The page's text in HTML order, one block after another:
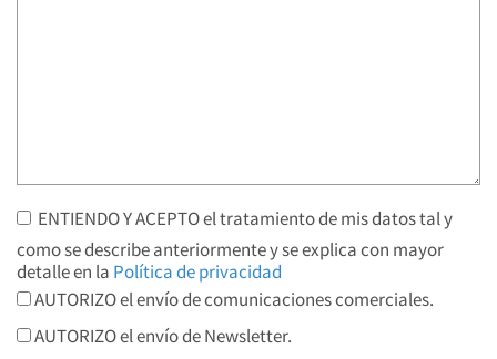
ENTIENDO Y ACEPTO el tratamiento de mis datos tal y
como se describe anteriormente y se explica con mayor
detalle en la Política de privacidad
AUTORIZO el envío de comunicaciones comerciales.
AUTORIZO el envío de Newsletter.